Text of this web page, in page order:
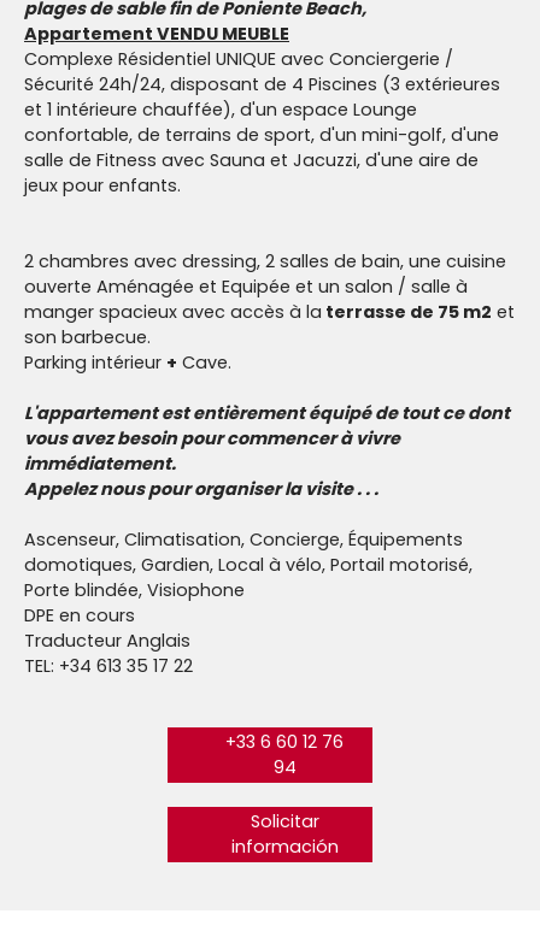
plages de sable fin de Poniente Beach,
Appartement VENDU MEUBLE
Complexe Résidentiel UNIQUE avec Conciergerie /
Sécurité 24h/24, disposant de 4 Piscines (3 extérieures
et 1 intérieure chauffée), d'un espace Lounge
confortable, de terrains de sport, d'un mini-golf, d'une
salle de Fitness avec Sauna et Jacuzzi, d'une aire de
jeux pour enfants.
2 chambres avec dressing, 2 salles de bain, une cuisine
ouverte Aménagée et Equipée et un salon / salle à
manger spacieux avec accès à la terrasse de 75 m2 et
son barbecue.
Parking intérieur + Cave.
L'appartement est entièrement équipé de tout ce dont
vous avez besoin pour commencer à vivre
immédiatement.
Appelez nous pour organiser la visite . . .
Ascenseur, Climatisation, Concierge, Équipements
domotiques, Gardien, Local à vélo, Portail motorisé,
Porte blindée, Visiophone
DPE en cours
Traducteur Anglais
TEL: +34 613 35 17 22
+33 6 60 12 76
94
Solicitar
información